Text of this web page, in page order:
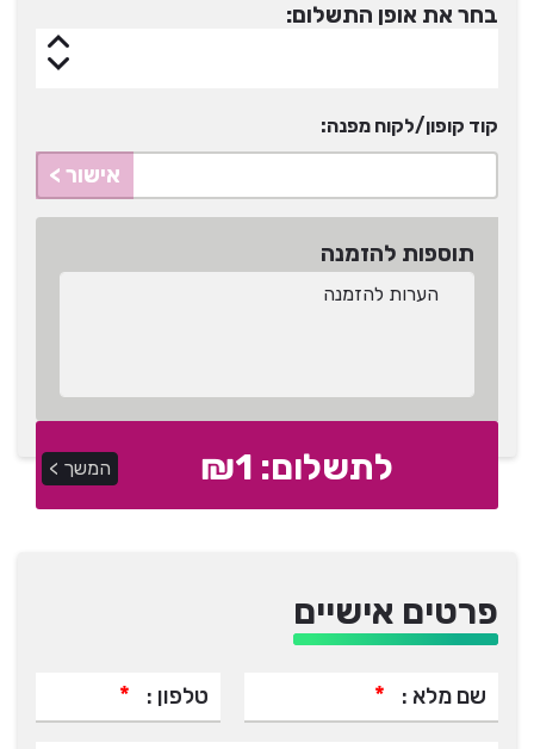
בחר את אופן התשלום:
קוד קופון/לקוח מפנה:
אישור >
תוספות להזמנה
לתשלום: ₪ 1 המשך >
פרטים אישיים
שם מלא : * טלפון : *